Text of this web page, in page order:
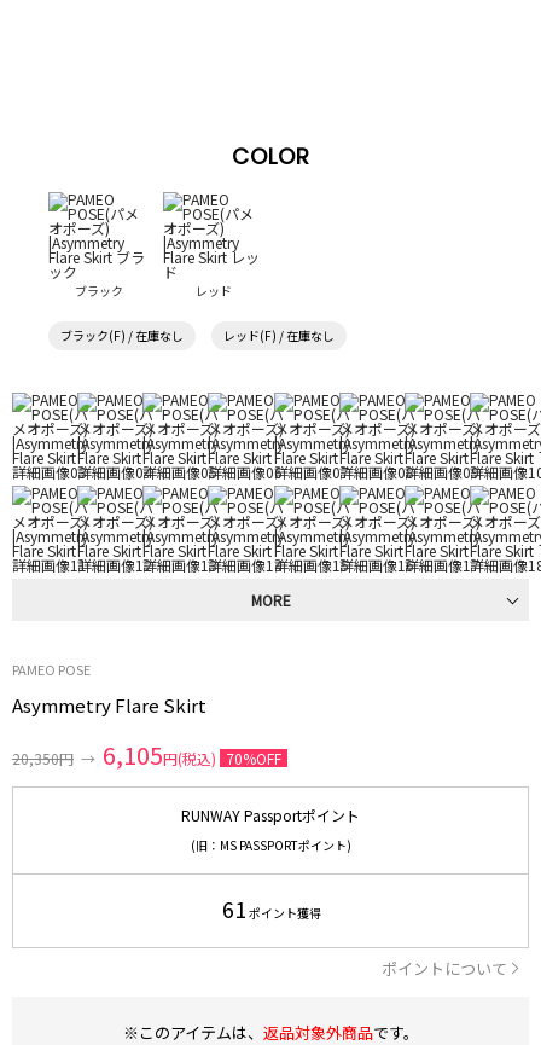
COLOR
ブラック レッド
ブラック(F) / 在庫なし レッド(F) / 在庫なし
MORE
PAMEO POSE
Asymmetry Flare Skirt
20,350円 → 6,105円(税込) 70%OFF
RUNWAY Passportポイント
(旧：MS PASSPORTポイント)
61 ポイント獲得
ポイントについて
※このアイテムは、 返品対象外商品です。